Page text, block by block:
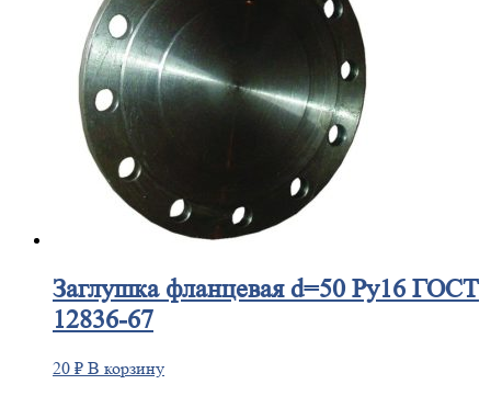
Заглушкафланцевая d=50 Ру16 ГОСТ
12836-67
20 ₽ В корзину